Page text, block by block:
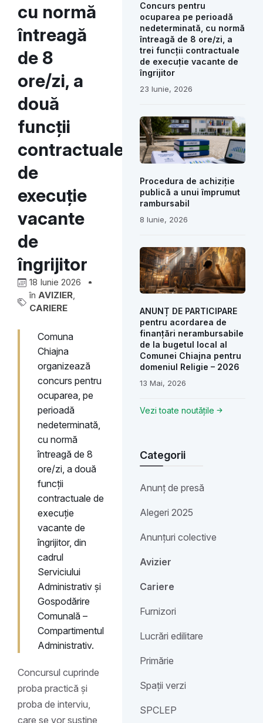
cu normă
întreagă
de 8
ore/zi, a
două
funcții
contractuale
de
execuție
vacante
de
îngrijitor
18 Iunie 2026
în AVIZIER,
CARIERE
Comuna
Chiajna
organizează
concurs pentru
ocuparea, pe
perioadă
nedeterminată,
cu normă
întreagă de 8
ore/zi, a două
funcții
contractuale de
execuție
vacante de
îngrijitor, din
cadrul
Serviciului
Administrativ și
Gospodărire
Comunală –
Compartimentul
Administrativ.
Concursul cuprinde
proba practică și
proba de interviu,
care se vor susține
Concurs pentru
ocuparea pe perioadă
nedeterminată, cu normă
întreagă de 8 ore/zi, a
trei funcții contractuale
de execuție vacante de
îngrijitor
23 Iunie, 2026
Procedura de achiziție
publică a unui împrumut
rambursabil
8 Iunie, 2026
ANUNȚ DE PARTICIPARE
pentru acordarea de
finanțări nerambursabile
de la bugetul local al
Comunei Chiajna pentru
domeniul Religie – 2026
13 Mai, 2026
Vezi toate noutățile
Categorii
Anunț de presă
Alegeri 2025
Anunțuri colective
Avizier
Cariere
Furnizori
Lucrări edilitare
Primărie
Spații verzi
SPCLEP